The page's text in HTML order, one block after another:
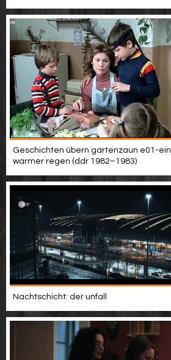
Geschichten übern gartenzaun e01-ein
warmer regen (ddr 1982–1983)
Nachtschicht: der unfall